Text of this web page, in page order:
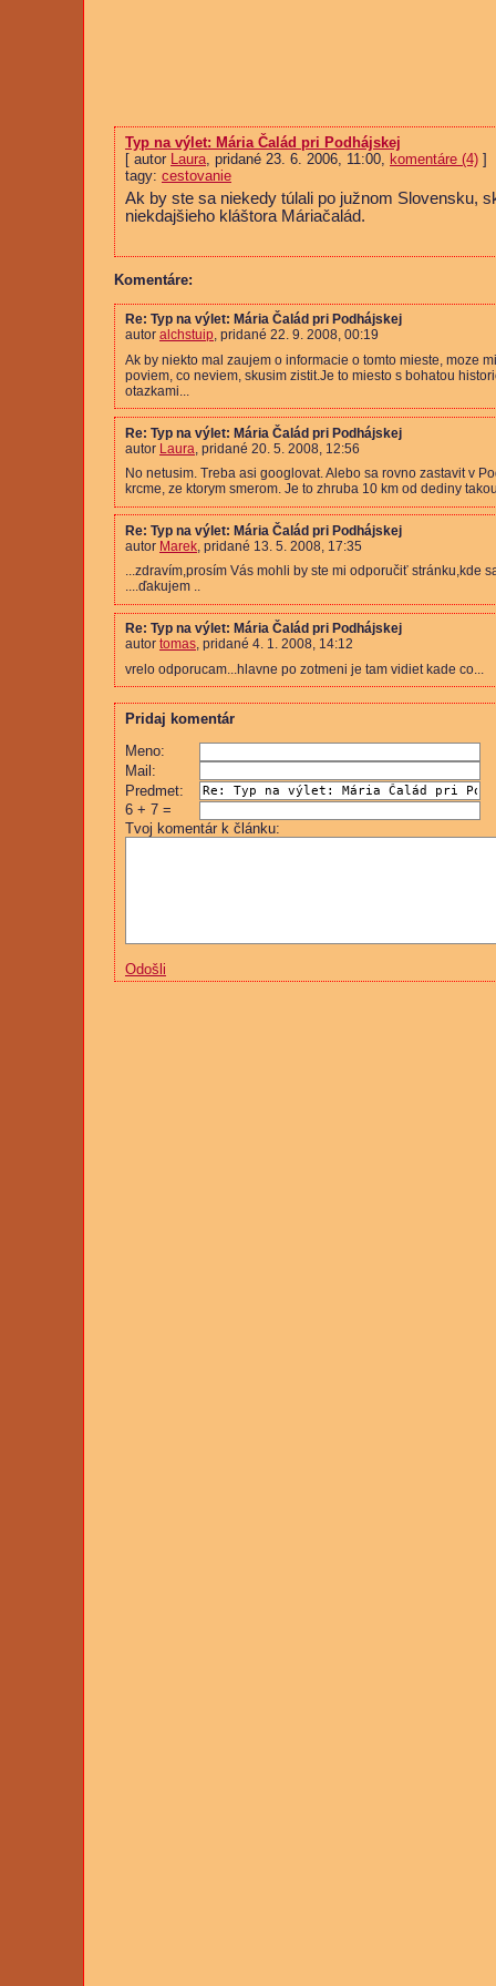
Typ na výlet: Mária Čalád pri Podhájskej
[ autor Laura, pridané 23. 6. 2006, 11:00, komentáre (4)]
tagy: cestovanie
Ak by ste sa niekedy túlali po južnom Slovensku,
niekdajšieho kláštora Máriačalád.
Komentáre:
Re: Typ na výlet: Mária Čalád pri Podhájskej
autor alchstuip, pridané 22. 9. 2008, 00:19
Ak by niekto mal zaujem o informacie o tomto mieste, moze
poviem, co neviem, skusim zistit.Je to miesto s bohatou
otazkami...
Re: Typ na výlet: Mária Čalád pri Podhájskej
autor Laura , pridané 20. 5. 2008, 12:56
No netusim. Treba asi googlovat. Alebo sa rovno zastavit v
krcme, ze ktorym smerom. Je to zhruba 10 km od dediny
Re: Typ na výlet: Mária Čalád pri Podhájskej
autor Marek, pridané 13. 5. 2008, 17:35
...zdravím,prosím Vás mohli by ste mi odporučiť stránku,kde
....ďakujem ..
Re: Typ na výlet: Mária Čalád pri Podhájskej
autor tomas, pridané 4. 1. 2008, 14:12
vrelo odporucam...hlavne po zotmeni je tam vidiet kade co...
Pridaj komentár
Meno:
Mail:
Predmet:
6 + 7 =
Tvoj komentár k článku:
Odošli